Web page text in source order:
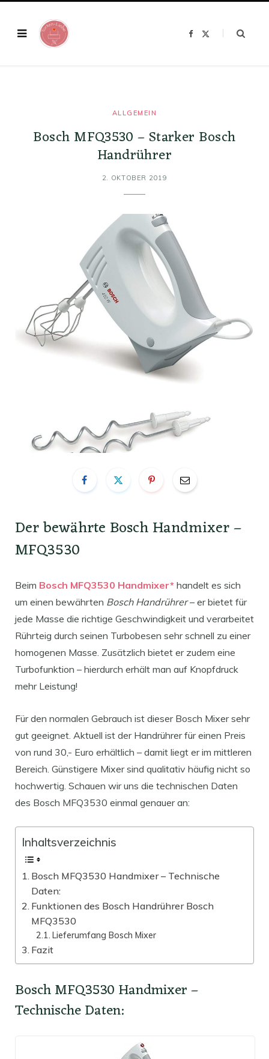
F
ALLGEMEIN
Bosch MFQ3530 – Starker Bosch
Handrührer
2. OKTOBER 2019
Der bewährte Bosch Handmixer –
MFQ3530
Beim Bosch MFQ3530 Handmixer* handelt es sich
um einen bewährten Bosch Handrührer– er bietet für
jede Masse die richtige Geschwindigkeit und verarbeitet
Rührteig durch seinen Turbobesen sehr schnell zu einer
homogenen Masse. Zusätzlich bietet er zudem eine
Turbofunktion – hierdurch erhält man auf Knopfdruck
mehr Leistung!
Für den normalen Gebrauch ist dieser Bosch Mixer sehr
gut geeignet. Aktuell ist der Handrührer für einen Preis
von rund 30,- Euro erhältlich – damit liegt er im mittleren
Bereich. Günstigere Mixer sind qualitativ häufig nicht so
hochwertig. Schauen wir uns die technischen Daten
des Bosch MFQ3530 einmal genauer an:
Inhaltsverzeichnis
Bosch MFQ3530 Handmixer – Technische
Daten:
Funktionen des Bosch Handrührer Bosch
MFQ3530
Lieferumfang Bosch Mixer
Fazit
Bosch MFQ3530 Handmixer –
Technische Daten: